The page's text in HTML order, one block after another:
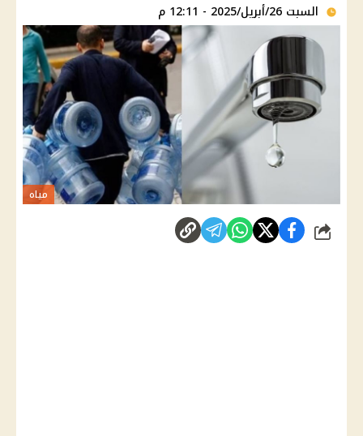
السبت 26/أبريل/2025 - 12:11 م
مياه
شارك